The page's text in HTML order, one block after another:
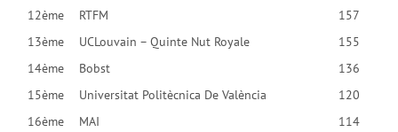
12ème
RTFM
157
13ème
UCLouvain – Quinte Nut Royale
155
14ème
Bobst
136
15ème
Universitat Politècnica De València
120
16ème
MAI
114